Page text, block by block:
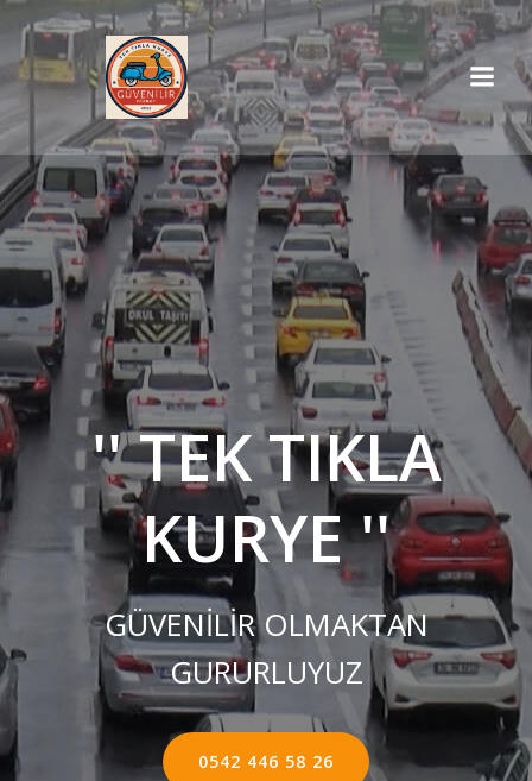
İçeriğe
geç
'' TEK TIKLA
KURYE ''
GÜVENİLİR OLMAKTAN
GURURLUYUZ
0542 446 58 26